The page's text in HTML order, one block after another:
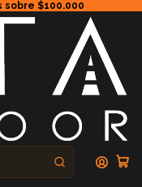
sobre $100.000